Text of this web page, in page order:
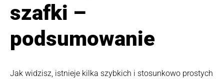
szafki –
podsumowanie
Jak widzisz, istnieje kilka szybkich i stosunkowo prostych